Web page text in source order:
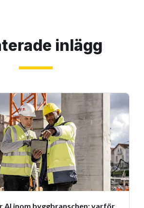
inlägg
AI inom byggbranschen: varför